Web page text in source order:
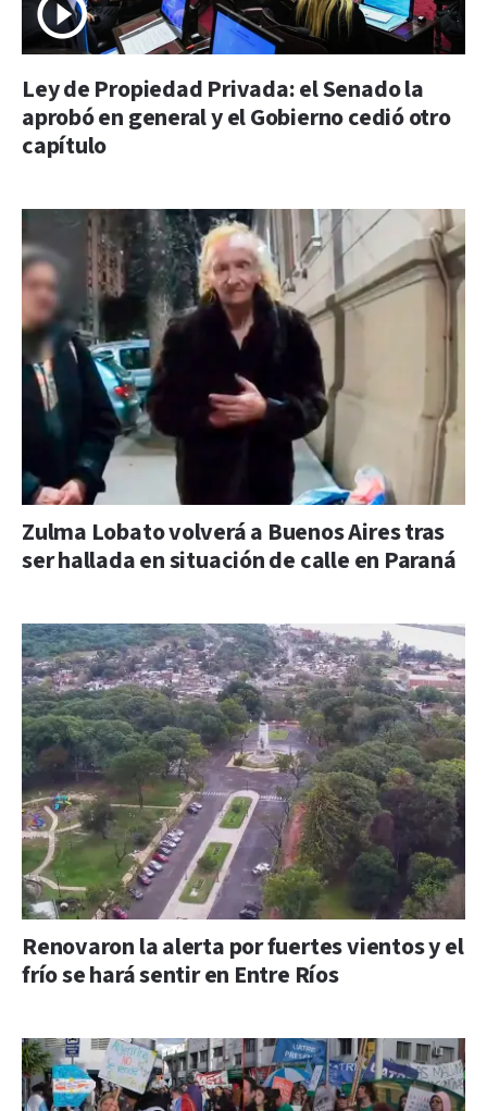
Ley de Propiedad Privada: el Senado la
aprobó en general y el Gobierno cedió otro
capítulo
Zulma Lobato volverá a Buenos Aires tras
ser hallada en situación de calle en Paraná
Renovaron la alerta por fuertes vientos y el
frío se hará sentir en Entre Ríos